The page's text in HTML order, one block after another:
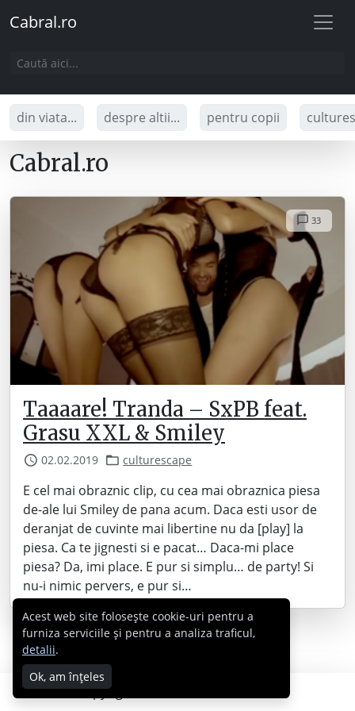
Cabral.ro
din viata... despre altii... pentru copii
Cabral.ro
33
Taaaare! Tranda – SxPB feat.
Grasu XXL & Smiley
02.02.2019 culturescape
E cel mai obraznic clip, cu cea mai obraznica piesa
de-ale lui Smiley de pana acum. Daca esti usor de
deranjat de cuvinte mai libertine nu da [play] la
piesa. Ca te jignesti si e pacat… Daca-mi place
piesa? Da, imi place. E pur si simplu… de party! Si
nu-i nimic pervers, e pur si…
Copyright © 2007 - 2026 Cabral.ro
Acest web site folosește cookie-uri pentru a
furniza serviciile și pentru a analiza traficul,
detalii.
Ok, am înțeles